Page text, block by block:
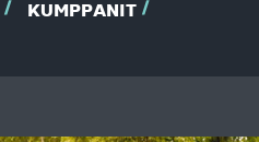
KUMPPANIT